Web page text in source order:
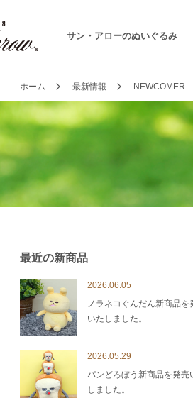
サン・アローのぬいぐるみ
ホーム 最新情報 NEWCOMER
最近の新商品
2026.06.05
ノラネコぐんだん新商品を
いたしました。
2026.05.29
パンどろぼう新商品を発売
しました。